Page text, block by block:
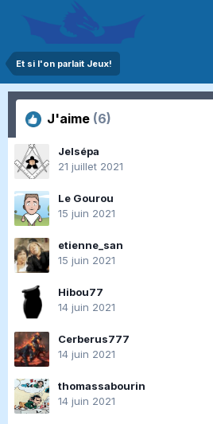
Et si l'on parlait Jeux!
J'aime (6)
Jelsépa
21 juillet 2021
Le Gourou
15 juin 2021
etienne_san
15 juin 2021
Hibou77
14 juin 2021
Cerberus777
14 juin 2021
thomassabourin
14 juin 2021